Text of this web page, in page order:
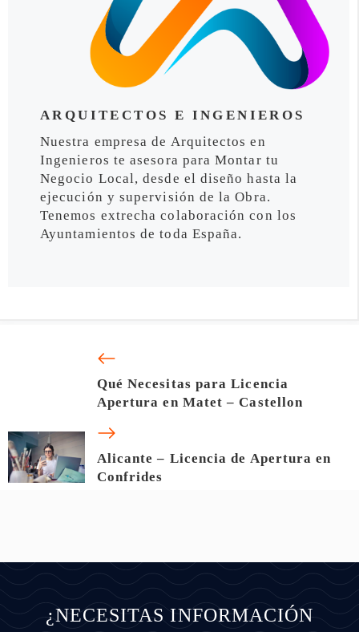
ARQUITECTOS E INGENIEROS
Nuestra empresa de Arquitectos en
Ingenieros te asesora para Montar tu
Negocio Local, desde el diseño hasta la
ejecución y supervisión de la Obra.
Tenemos extrecha colaboración con los
Ayuntamientos de toda España.
Qué Necesitas para Licencia
Apertura en Matet – Castellon
Alicante – Licencia de Apertura en
Confrides
¿NECESITAS INFORMACIÓN